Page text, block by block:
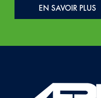
EN SAVOIR PLUS